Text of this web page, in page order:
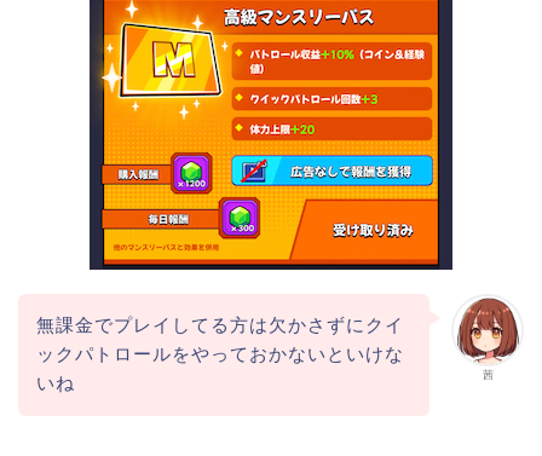
茜
無課金でプレイしてる方は欠かさずにクイ
ックパトロールをやっておかないといけな
いね